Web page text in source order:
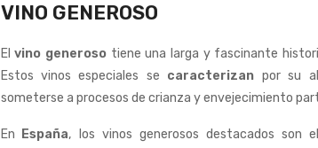
VINO GENEROSO
Elvino generoso tiene una larga y fascinante
Estos vinos especiales se caracterizan por su
someterse a procesos de crianza y envejecimiento
En España, los vinos generosos destacados son el